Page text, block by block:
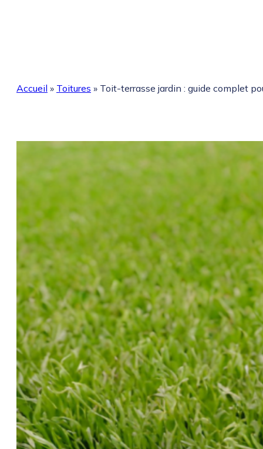
Accueil » Toitures » Toit-terrasse jardin : guide complet